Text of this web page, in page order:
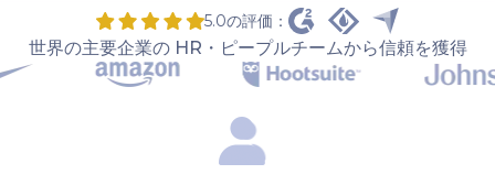
5.0の評価：
世界の主要企業の HR・ピープルチームから信頼を獲得